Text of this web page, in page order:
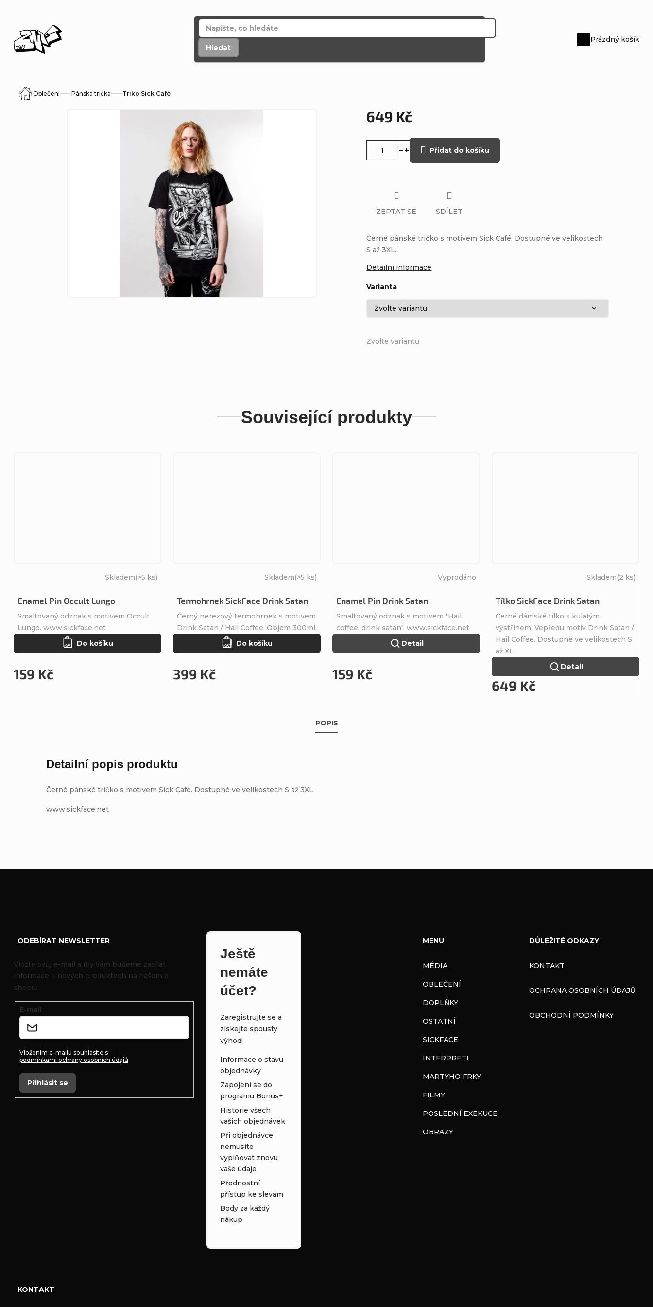
obsah
Hledat
Nákupní
Prázdný košík
Domů
Oblečení Pánská trička Triko Sick Café
649 Kč
Zvolte variantu
Varianta
Přidat do košíku
Černé pánské tričko s motivem Sick Café. Dostupné ve velikostech
S až 3XL.
Detailní informace
ZEPTAT SE SDÍLET
Související produkty
Enamel Pin Occult Lungo
Skladem(>5 ks)
159 Kč
Do košíku
Smaltovaný odznak s motivem Occult
Lungo. www.sickface.net
Termohrnek SickFace Drink Satan
Skladem(>5 ks)
399 Kč
Do košíku
Černý nerezový termohrnek s motivem
Drink Satan / Hail Coffee. Objem 300ml.
Enamel Pin Drink Satan
Vyprodáno
159 Kč
Detail
Smaltovaný odznak s motivem "Hail
coffee, drink satan". www.sickface.net
Tílko SickFace Drink Satan
Skladem(2 ks)
649 Kč
Detail
Černé dámské tílko s kulatým
výstřihem. Vepředu motiv Drink Satan /
Hail Coffee. Dostupné ve velikostech S
až XL.
POPIS
Detailní popis produktu
Černé pánské tričko s motivem Sick Café. Dostupné ve velikostech S až 3XL.
www.sickface.net
ODEBÍRAT NEWSLETTER
Vložte svůj e-mail a my vám budeme zasílat
informace o nových produktech na našem e-
shopu.
E-mail
Vložením e-mailu souhlasíte s
podmínkami ochrany osobních údajů
Přihlásit se
Ještě
nemáte
účet?
Zaregistrujte se a
získejte spousty
výhod!
Informace o stavu
objednávky
Zapojení se do
programu Bonus+
Historie všech
vašich objednávek
Při objednávce
nemusíte
vyplňovat znovu
vaše údaje
Přednostní
přístup ke slevám
Body za každý
nákup
MENU
MÉDIA
OBLEČENÍ
DOPLŇKY
OSTATNÍ
SICKFACE
INTERPRETI
MARTYHO FRKY
FILMY
POSLEDNÍ EXEKUCE
OBRAZY
DŮLEŽITÉ ODKAZY
KONTAKT
OCHRANA OSOBNÍCH ÚDAJŮ
OBCHODNÍ PODMÍNKY
KONTAKT